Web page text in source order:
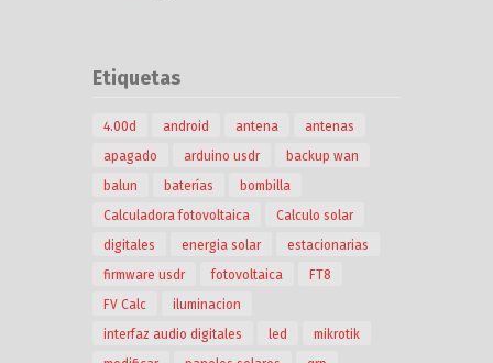
Etiquetas
4.00d android antena
antenas
apagado
arduino usdr
backup wan
balun
baterías
bombilla
Calculadora fotovoltaica
Calculo solar
digitales
energia solar
estacionarias
firmware usdr
fotovoltaica
FT8
FV Calc
iluminacion
interfaz audio digitales
led
mikrotik